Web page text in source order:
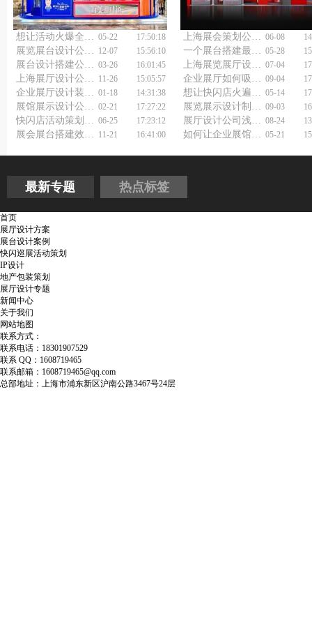
想让活动火爆全城？巡展快闪活动策划公司有妙招！ 05-22 17:50:18 上海展会策划公司如何选择？ 06-08
展览展台设计公司怎么选？ 12-07 15:56:10 一个展台搭建最重要的是什么 05-28
展台设计搭建公司如何做得更好？ 03-26 16:01:45 上海展览展厅设计公司如何打造沉浸式体验？ 07-04
上海展厅设计公司浅谈展厅设计 11-26 15:05:57 企业展厅如何吸引眼球？展览展示设计装修公司有妙招！ 09-04
企业展厅设计装修说明 01-18 14:31:38 想让快闪店火遍全城？上海巡展快闪店活动策划公司帮你实现！ 05-14
展馆展示设计公司干货分享 02-21 17:27:22 展览展示设计制作公司如何做得更好？ 09-03
快闪店活动策划公司如何助力企业快速增长？ 06-25 17:23:12 展厅设计公司浅谈中式餐厅装修设计 08-24
展会展台搭建效果图：你的设计能“出片”吗？ 11-21 16:41:00 如何让企业展馆展厅脱颖而出？专业设计施工公司有秘诀！ 05-21
最新专题 热点标签
首页
展厅设计方案
展台设计案例
快闪巡展活动策划
IP设计
地产包装策划
展厅设计专题
新闻中心
关于我们
网站地图
联系方式：
联系电话：18301907529
联系 QQ：1608719465
联系邮箱：1608719465@qq.com
总部地址：上海市浦东新区沪南公路3467号24层